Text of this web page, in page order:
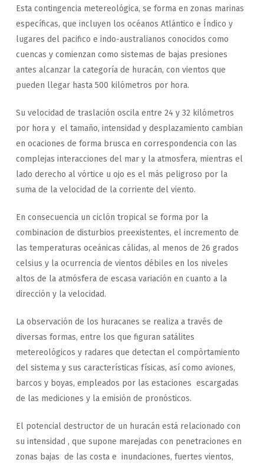
Esta contingencia metereológica, se forma en zonas marinas
específicas, que incluyen los océanos Atlántico e Índico y
lugares del pacifico e indo-australianos conocidos como
cuencas y comienzan como sistemas de bajas presiones
antes alcanzar la categoría de huracán, con vientos que
pueden llegar hasta 500 kilómetros por hora.
Su velocidad de traslación oscila entre 24 y 32 kilómetros
por hora y el tamaño, intensidad y desplazamiento cambian
en ocaciones de forma brusca en correspondencia con las
complejas interacciones del mar y la atmosfera, mientras el
lado derecho al vórtice u ojo es el más peligroso por la
suma de la velocidad de la corriente del viento.
En consecuencia un ciclón tropical se forma por la
combinacion de disturbios preexistentes, el incremento de
las temperaturas oceánicas cálidas, al menos de 26 grados
celsius y la ocurrencia de vientos débiles en los niveles
altos de la atmósfera de escasa variación en cuanto a la
dirección y la velocidad.
La observación de los huracanes se realiza a través de
diversas formas, entre los que figuran satálites
metereológicos y radares que detectan el compòrtamiento
del sistema y sus características físicas, así como aviones,
barcos y boyas, empleados por las estaciones escargadas
de las mediciones y la emisión de pronósticos.
El potencial destructor de un huracán está relacionado con
su intensidad , que supone marejadas con penetraciones en
zonas bajas de las costa e inundaciones, fuertes vientos,